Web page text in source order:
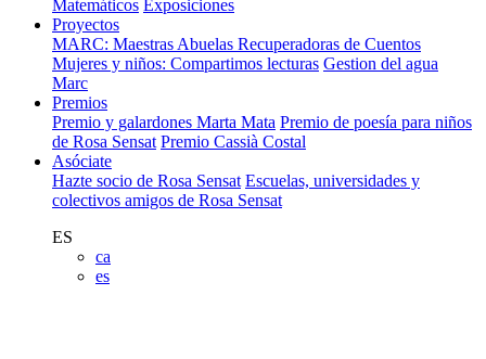
Matemáticos Exposiciones
Proyectos
MARC: Maestras Abuelas Recuperadoras de Cuentos
Mujeres y niños: Compartimos lecturas Gestion del agua
Marc
Premios
Premio y galardones Marta Mata Premio de poesía para niños
de Rosa Sensat Premio Cassià Costal
Asóciate
Hazte socio de Rosa Sensat Escuelas, universidades y
colectivos amigos de Rosa Sensat
ES
ca
es